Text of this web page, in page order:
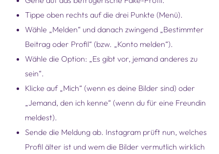
Tippe oben rechts auf die drei Punkte (Menü).
Wähle „Melden“ und danach zwingend „Bestimmter
Beitrag oder Profil“ (bzw. „Konto melden“).
Wähle die Option: „Es gibt vor, jemand anderes zu
sein“.
Klicke auf „Mich“ (wenn es deine Bilder sind) oder
„Jemand, den ich kenne“ (wenn du für eine Freundin
meldest).
Sende die Meldung ab. Instagram prüft nun, welches
Profil älter ist und wem die Bilder vermutlich wirklich